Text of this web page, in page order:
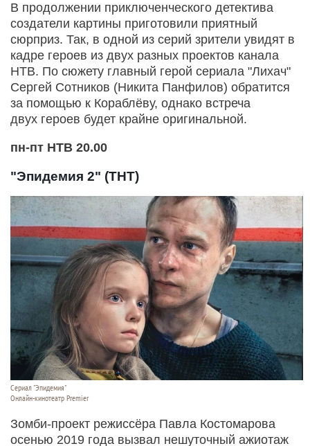
В продолжении приключенческого детектива
создатели картины приготовили приятный
сюрприз. Так, в одной из серий зрители увидят в
кадре героев из двух разных проектов канала
НТВ. По сюжету главный герой сериала "Лихач"
Сергей Сотников (Никита Панфилов) обратится
за помощью к Кораблёву, однако встреча
двух героев будет крайне оригинальной.
пн-пт НТВ 20.00
"Эпидемия 2" (ТНТ)
Сериал "Эпидемия"
Онлайн-кинотеатр Premier
Зомби-проект режиссёра Павла Костомарова
осенью 2019 года вызвал нешуточный ажиотаж